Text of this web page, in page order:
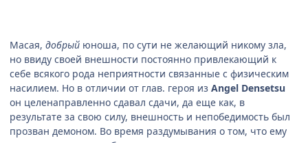
Масая, добрый юноша, по сути не желающий никому зла,
но ввиду своей внешности постоянно привлекающий к
себе всякого рода неприятности связанные с физическим
насилием. Но в отличии от глав. героя из Angel Densetsu
он целенаправленно сдавал сдачи, да еще как, в
результате за свою силу, внешность и непобедимость был
прозван демоном. Во время раздумывания о том, что ему